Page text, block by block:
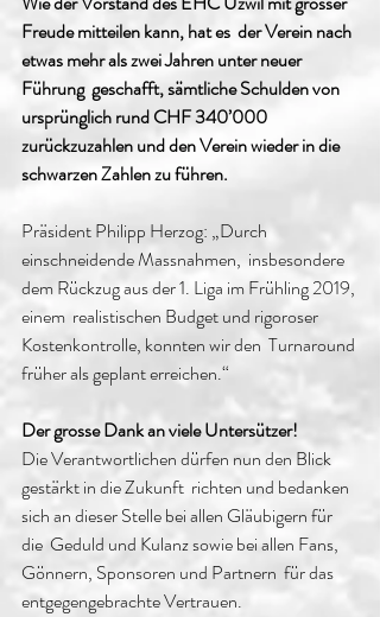
Freude mitteilen kann, hat es  der Verein nach
etwas mehr als zwei Jahren unter neuer
Führung  geschafft, sämtliche Schulden von
ursprünglich rund CHF 340’000
zurückzuzahlen und den Verein wieder in die
schwarzen Zahlen zu führen.
Präsident Philipp Herzog: „Durch
einschneidende Massnahmen,  insbesondere
dem Rückzug aus der 1. Liga im Frühling 2019,
einem  realistischen Budget und rigoroser
Kostenkontrolle, konnten wir den  Turnaround
früher als geplant erreichen.“
Der grosse Dank an viele Untersützer!
Die Verantwortlichen dürfen nun den Blick
gestärkt in die Zukunft  richten und bedanken
sich an dieser Stelle bei allen Gläubigern für
die  Geduld und Kulanz sowie bei allen Fans,
Gönnern, Sponsoren und Partnern  für das
entgegengebrachte Vertrauen.